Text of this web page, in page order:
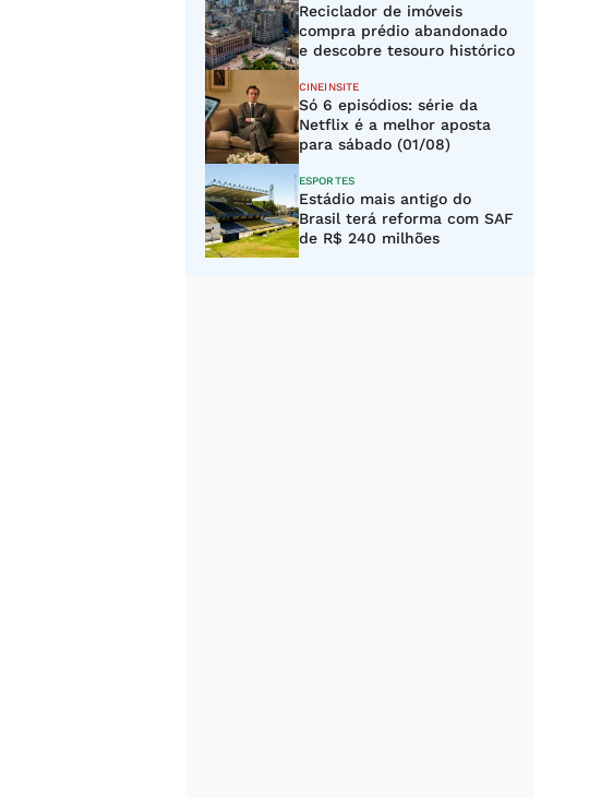
Reciclador de imóveis
compra prédio abandonado
e descobre tesouro histórico
CINEINSITE
Só 6 episódios: série da
Netflix é a melhor aposta
para sábado (01/08)
ESPORTES
Estádio mais antigo do
Brasil terá reforma com SAF
de R$ 240 milhões